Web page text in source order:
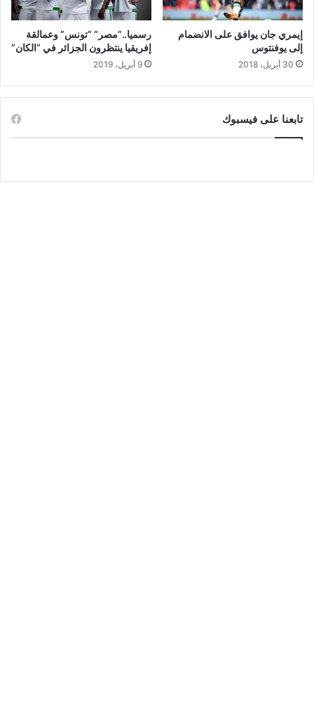
إيمري جان يوافق على الانضمام
إلى يوفنتوس
30 أبريل، 2018
رسميا..”مصر” “تونس” وعمالقة
إفريقيا ينتظرون الجزائر في “الكان”
9 أبريل، 2019
تابعنا على فيسبوك